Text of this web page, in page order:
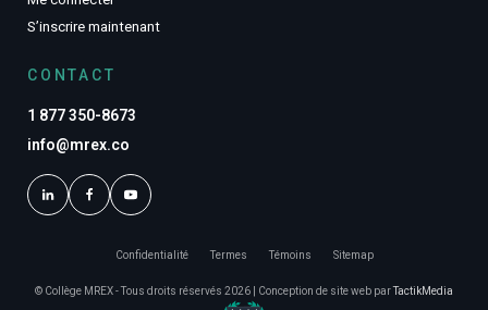
S’inscrire maintenant
CONTACT
1 877 350-8673
info@mrex.co
© Collège MREX - Tous droits réservés 2026 | Conception de site web parTactikMedia
Confidentialité Termes Témoins Sitemap